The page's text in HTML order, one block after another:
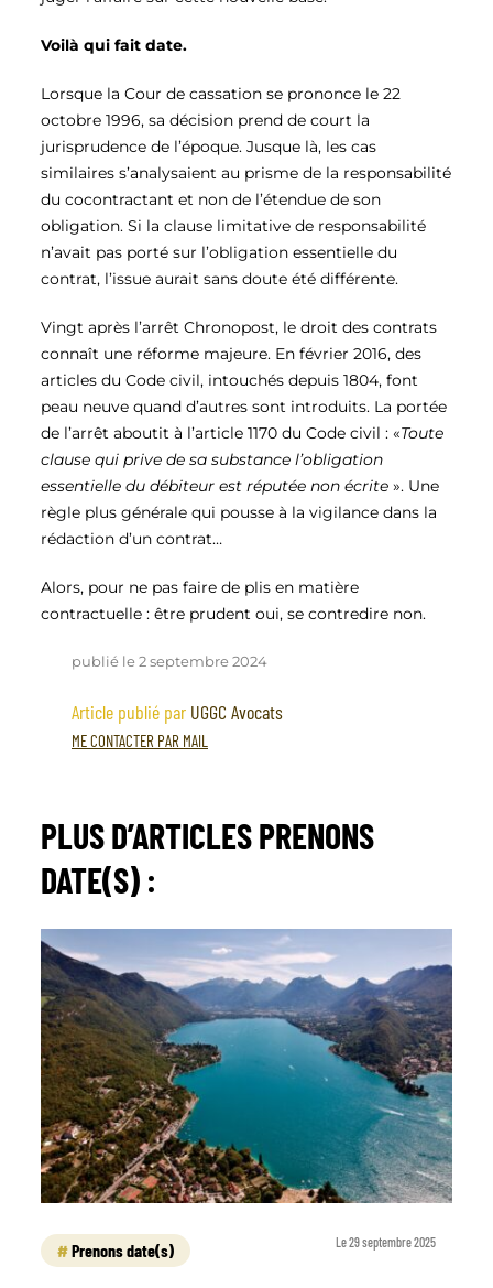
Voilà qui fait date.
Lorsque la Cour de cassation se prononce le 22
octobre 1996, sa décision prend de court la
jurisprudence de l’époque. Jusque là, les cas
similaires s’analysaient au prisme de la responsabilité
du cocontractant et non de l’étendue de son
obligation. Si la clause limitative de responsabilité
n’avait pas porté sur l’obligation essentielle du
contrat, l’issue aurait sans doute été différente.
Vingt après l’arrêt Chronopost, le droit des contrats
connaît une réforme majeure. En février 2016, des
articles du Code civil, intouchés depuis 1804, font
peau neuve quand d’autres sont introduits. La portée
de l’arrêt aboutit à l’article 1170 du Code civil : «Toute
clause qui prive de sa substance l’obligation
essentielle du débiteur est réputée non écrite ». Une
règle plus générale qui pousse à la vigilance dans la
rédaction d’un contrat…
Alors, pour ne pas faire de plis en matière
contractuelle : être prudent oui, se contredire non.
publié le 2 septembre 2024
Article publié par UGGC Avocats
ME CONTACTER PAR MAIL
PLUS D’ARTICLESPRENONS
DATE(S) :
Prenons date(s) Le 29 septembre 2025